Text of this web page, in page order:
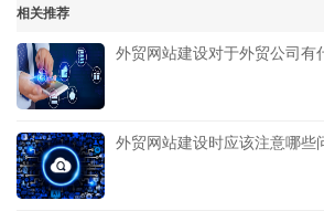
相关推荐
外贸网站建设对于外贸公司有
外贸网站建设时应该注意哪些